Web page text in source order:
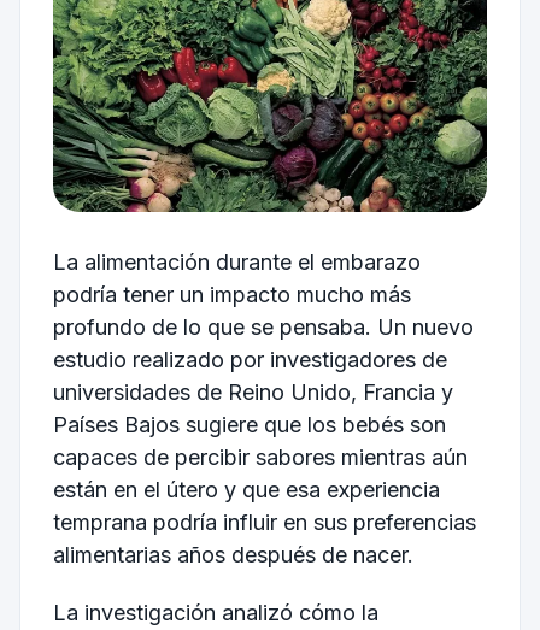
La alimentación durante el embarazo
podría tener un impacto mucho más
profundo de lo que se pensaba. Un nuevo
estudio realizado por investigadores de
universidades de Reino Unido, Francia y
Países Bajos sugiere que los bebés son
capaces de percibir sabores mientras aún
están en el útero y que esa experiencia
temprana podría influir en sus preferencias
alimentarias años después de nacer.
La investigación analizó cómo la